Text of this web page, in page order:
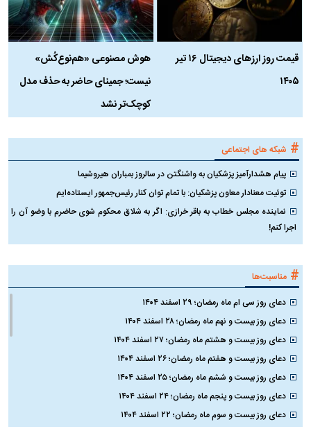
قیمت روز ارز‌های دیجیتال ۱۶ تیر
۱۴۰۵
هوش مصنوعی «هم‌نوع‌کُش»
نیست؛ جمینای حاضر به حذف مدل
کوچک‌تر نشد
# شبکه های اجتماعی
پیام هشدارآمیز پزشکیان به واشنگتن در سالروز بمباران هیروشیما
توئیت معنادار معاون پزشکیان: با تمام توان کنار رئیس‌جمهور ایستاده‌ایم
نماینده مجلس خطاب به باقر خرازی: اگر به شلاق محکوم شوی حاضرم با وضو آن را
اجرا کنم!
# مناسبت‌ها
دعای روز سی ام ماه رمضان؛ ۲۹ اسفند ۱۴۰۴
دعای روز بیست و نهم ماه رمضان؛ ۲۸ اسفند ۱۴۰۴
دعای روز بیست و هشتم ماه رمضان؛ ۲۷ اسفند ۱۴۰۴
دعای روز بیست و هفتم ماه رمضان؛ ۲۶ اسفند ۱۴۰۴
دعای روز بیست و ششم ماه رمضان؛ ۲۵ اسفند ۱۴۰۴
دعای روز بیست و پنجم ماه رمضان؛ ۲۴ اسفند ۱۴۰۴
دعای روز بیست و سوم ماه رمضان؛ ۲۲ اسفند ۱۴۰۴